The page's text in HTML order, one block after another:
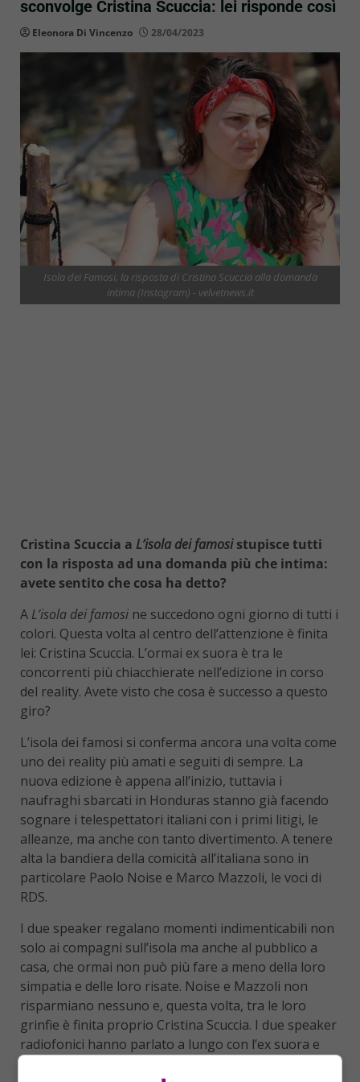
sconvolge Cristina Scuccia: lei risponde così
Eleonora Di Vincenzo 28/04/2023
Isola dei Famosi, la risposta di Cristina Scuccia alla domanda
intima (Instagram) - velvetnews.it
Cristina Scuccia a L’isola dei famosistupisce tutti
con la risposta ad una domanda più che intima:
avete sentito che cosa ha detto?
A L’isola dei famosi ne succedono ogni giorno di tutti i
colori. Questa volta al centro dell’attenzione è finita
lei: Cristina Scuccia. L’ormai ex suora è tra le
concorrenti più chiacchierate nell’edizione in corso
del reality. Avete visto che cosa è successo a questo
giro?
L’isola dei famosi si conferma ancora una volta come
uno dei reality più amati e seguiti di sempre. La
nuova edizione è appena all’inizio, tuttavia i
naufraghi sbarcati in Honduras stanno già facendo
sognare i telespettatori italiani con i primi litigi, le
alleanze, ma anche con tanto divertimento. A tenere
alta la bandiera della comicità all’italiana sono in
particolare Paolo Noise e Marco Mazzoli, le voci di
RDS.
I due speaker regalano momenti indimenticabili non
solo ai compagni sull’isola ma anche al pubblico a
casa, che ormai non può più fare a meno della loro
simpatia e delle loro risate. Noise e Mazzoli non
risparmiano nessuno e, questa volta, tra le loro
grinfie è finita proprio Cristina Scuccia. I due speaker
radiofonici hanno parlato a lungo con l’ex suora e